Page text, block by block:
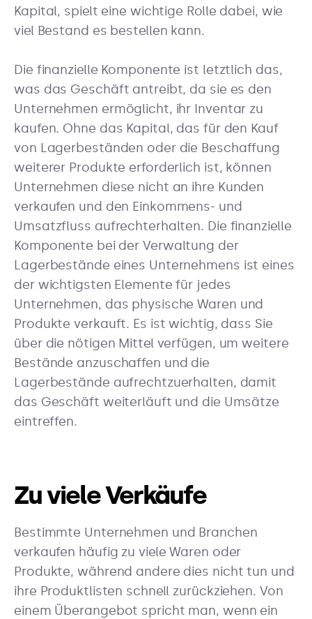
Kapital, spielt eine wichtige Rolle dabei, wie
viel Bestand es bestellen kann.
Die finanzielle Komponente ist letztlich das,
was das Geschäft antreibt, da sie es den
Unternehmen ermöglicht, ihr Inventar zu
kaufen. Ohne das Kapital, das für den Kauf
von Lagerbeständen oder die Beschaffung
weiterer Produkte erforderlich ist, können
Unternehmen diese nicht an ihre Kunden
verkaufen und den Einkommens- und
Umsatzfluss aufrechterhalten. Die finanzielle
Komponente bei der Verwaltung der
Lagerbestände eines Unternehmens ist eines
der wichtigsten Elemente für jedes
Unternehmen, das physische Waren und
Produkte verkauft. Es ist wichtig, dass Sie
über die nötigen Mittel verfügen, um weitere
Bestände anzuschaffen und die
Lagerbestände aufrechtzuerhalten, damit
das Geschäft weiterläuft und die Umsätze
eintreffen.
Zu viele Verkäufe
Bestimmte Unternehmen und Branchen
verkaufen häufig zu viele Waren oder
Produkte, während andere dies nicht tun und
ihre Produktlisten schnell zurückziehen. Von
einem Überangebot spricht man, wenn ein